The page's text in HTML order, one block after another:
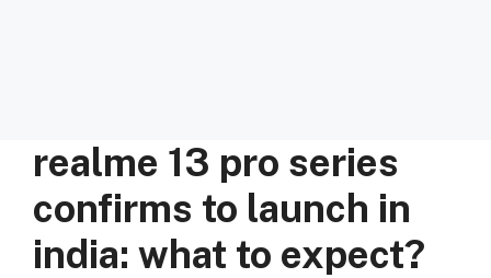
realme 13 pro series
confirms to launch in
india: what to expect?